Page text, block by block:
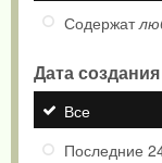
Содержат
Дата создания
Все
Последние